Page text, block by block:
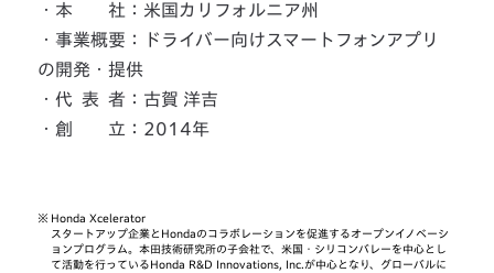
・本 社：米国カリフォルニア州
・事業概要：ドライバー向けスマートフォンアプリ
の開発・提供
・代 表 者：古賀 洋吉
・創 立：2014年
※ Honda Xcelerator
スタートアップ企業とHondaのコラボレーションを促進するオープンイノベーシ
ョンプログラム。本田技術研究所の子会社で、米国・シリコンバレーを中心とし
て活動を行っているHonda R&D Innovations, Inc.が中心となり、グローバルに